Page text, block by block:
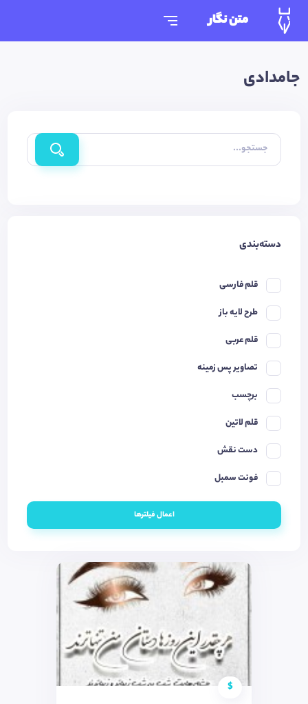
متن نگار
جامدادی
جستجو...
دسته‌بندی
قلم فارسی
طرح لایه باز
قلم عربی
تصاویر پس زمینه
برچسب
قلم لاتین
دست نقش
فونت سمبل
اعمال فیلترها
$